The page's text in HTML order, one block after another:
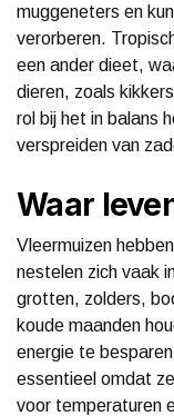
muggeneters en
verorberen.
een ander dieet,
dieren, zoals
rol bij het in balans
verspreiden van
Waar
Vleermuizen
nestelen zich vaak
grotten, zolders,
koude maanden
energie te
essentieel omdat
voor temperaturen